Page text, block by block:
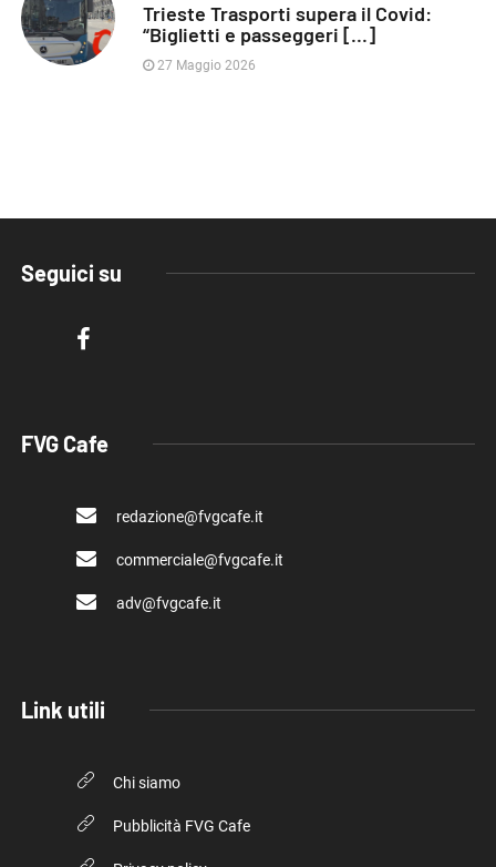
Trieste Trasporti supera il Covid:
“Biglietti e passeggeri [...]
27 Maggio 2026
Seguici su
FVG Cafe
redazione@fvgcafe.it
commerciale@fvgcafe.it
adv@fvgcafe.it
Link utili
Chi siamo
Pubblicità FVG Cafe